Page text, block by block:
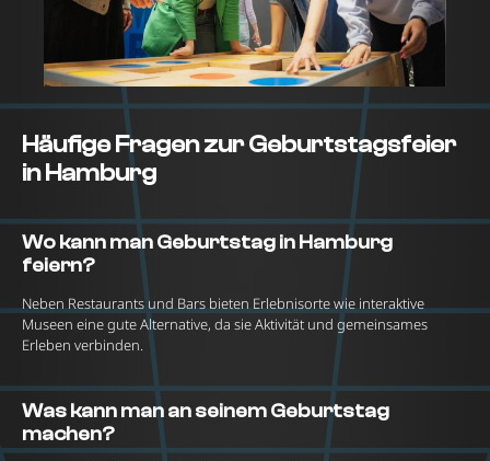
Häufige Fragen zur Geburtstagsfeier
in Hamburg
Wo kann man Geburtstag in Hamburg
feiern?
Neben Restaurants und Bars bieten Erlebnisorte wie interaktive
Museen eine gute Alternative, da sie Aktivität und gemeinsames
Erleben verbinden.
Was kann man an seinem Geburtstag
machen?